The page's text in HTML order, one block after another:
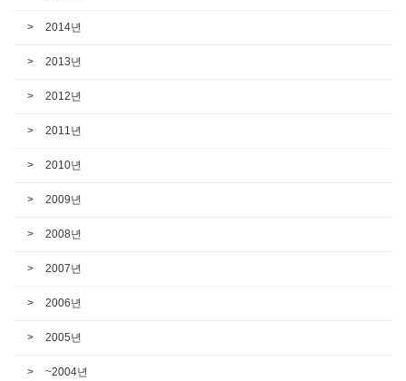
2014년
2013년
2012년
2011년
2010년
2009년
2008년
2007년
2006년
2005년
~2004년